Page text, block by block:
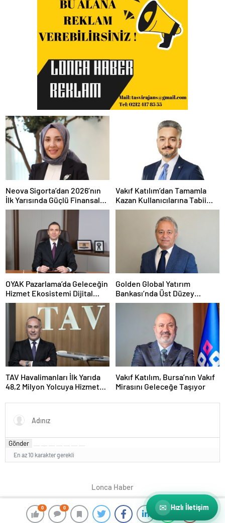
0 0
Neova Sigorta’dan 2026’nın
İlk Yarısında Güçlü Finansal
Performans
Vakıf Katılım’dan Tamamla
Kazan Kullanıcılarına Tabii
Premium Fırsatı
OYAK Pazarlama’da Geleceğin
Hizmet Ekosistemi Dijital
Dönüşümle Şekilleniyor
Golden Global Yatırım
Bankası’nda Üst Düzey
Atama: Mustafa Selcen
Yönetim Kurulu Üyesi Oldu
TAV Havalimanları İlk Yarıda
48,2 Milyon Yolcuya Hizmet
Vakıf Katılım, Bursa’nın Vakıf
Mirasını Geleceğe Taşıyor
Gönder
En az 10 karakter gerekli
Lonca Haber
✉ Hızlı İletişim